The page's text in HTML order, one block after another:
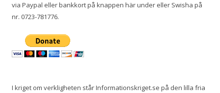
via Paypal eller bankkort på knappen här under eller Swisha på
nr. 0723-781776.
I kriget om verkligheten står Informationskriget.se på den lilla fria